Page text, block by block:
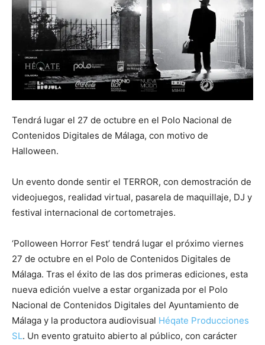
Tendrá lugar el 27 de octubre en el Polo Nacional de
Contenidos Digitales de Málaga, con motivo de
Halloween.
Un evento donde sentir el TERROR, con demostración de
videojuegos, realidad virtual, pasarela de maquillaje, DJ y
festival internacional de cortometrajes.
‘Polloween Horror Fest’ tendrá lugar el próximo viernes
27 de octubre en el Polo de Contenidos Digitales de
Málaga. Tras el éxito de las dos primeras ediciones, esta
nueva edición vuelve a estar organizada por el Polo
Nacional de Contenidos Digitales del Ayuntamiento de
Málaga y la productora audiovisual Héqate Producciones
SL. Un evento gratuito abierto al público, con carácter